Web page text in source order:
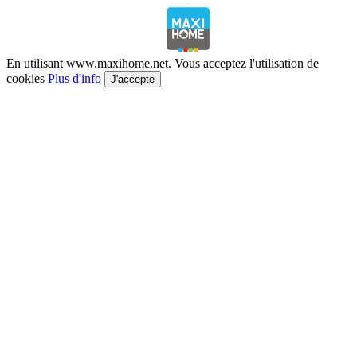
En utilisant www.maxihome.net. Vous acceptez l'utilisation de
cookies Plus d'info J'accepte